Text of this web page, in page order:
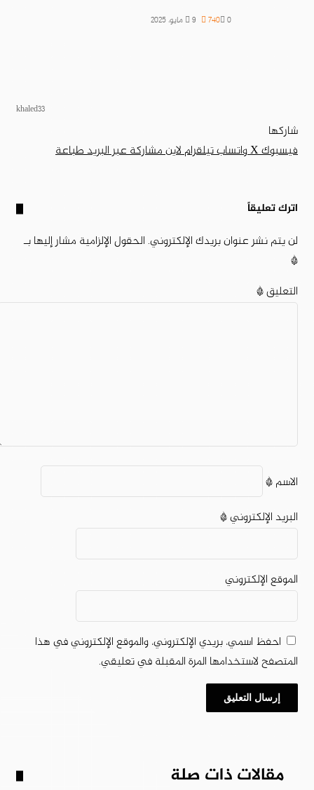
khaled33
9 مايو، 2025 0
740
شاركها
فيسبوك‫Xواتسابتيلقراملاينمشاركة عبر البريدطباعة
اترك تعليقاً
لن يتم نشر عنوان بريدك الإلكتروني. الحقول الإلزامية مشار إليها بـ
*
التعليق*
الاسم*
البريد الإلكتروني*
الموقع الإلكتروني
احفظ اسمي، بريدي الإلكتروني، والموقع الإلكتروني في هذا
المتصفح لاستخدامها المرة المقبلة في تعليقي.
مقالات ذات صلة